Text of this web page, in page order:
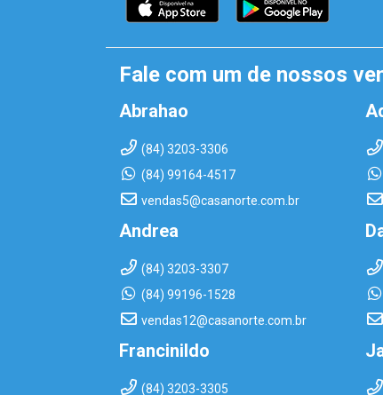
Fale com um de nossos
Abrahao
(84) 3203-3306
(84) 99164-4517
vendas5@casanorte.com.br
Andrea
(84) 3203-3307
(84) 99196-1528
vendas12@casanorte.com.br
Francinildo
(84) 3203-3305